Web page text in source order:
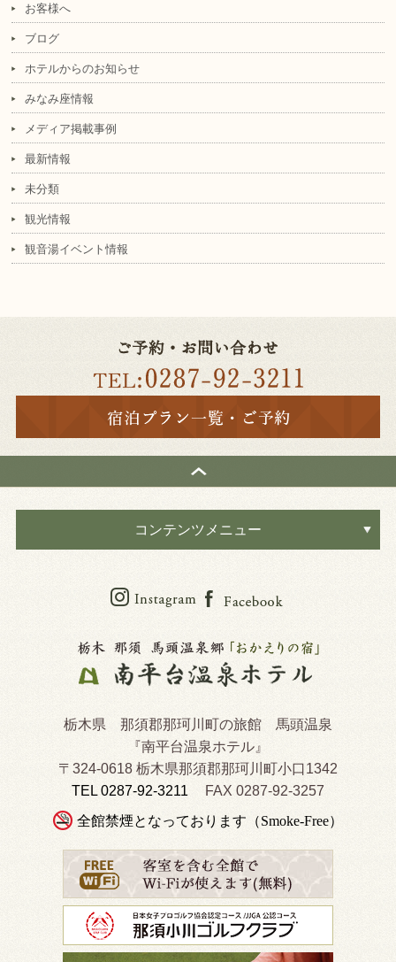
お客様へ
ブログ
ホテルからのお知らせ
みなみ座情報
メディア掲載事例
最新情報
未分類
観光情報
観音湯イベント情報
コンテンツメニュー
栃木県 那須郡那珂川町の旅館 馬頭温泉
『南平台温泉ホテル』
〒324-0618 栃木県那須郡那珂川町小口1342
TEL 0287-92-3211
FAX 0287-92-3257
全館禁煙となっております（Smoke-Free）